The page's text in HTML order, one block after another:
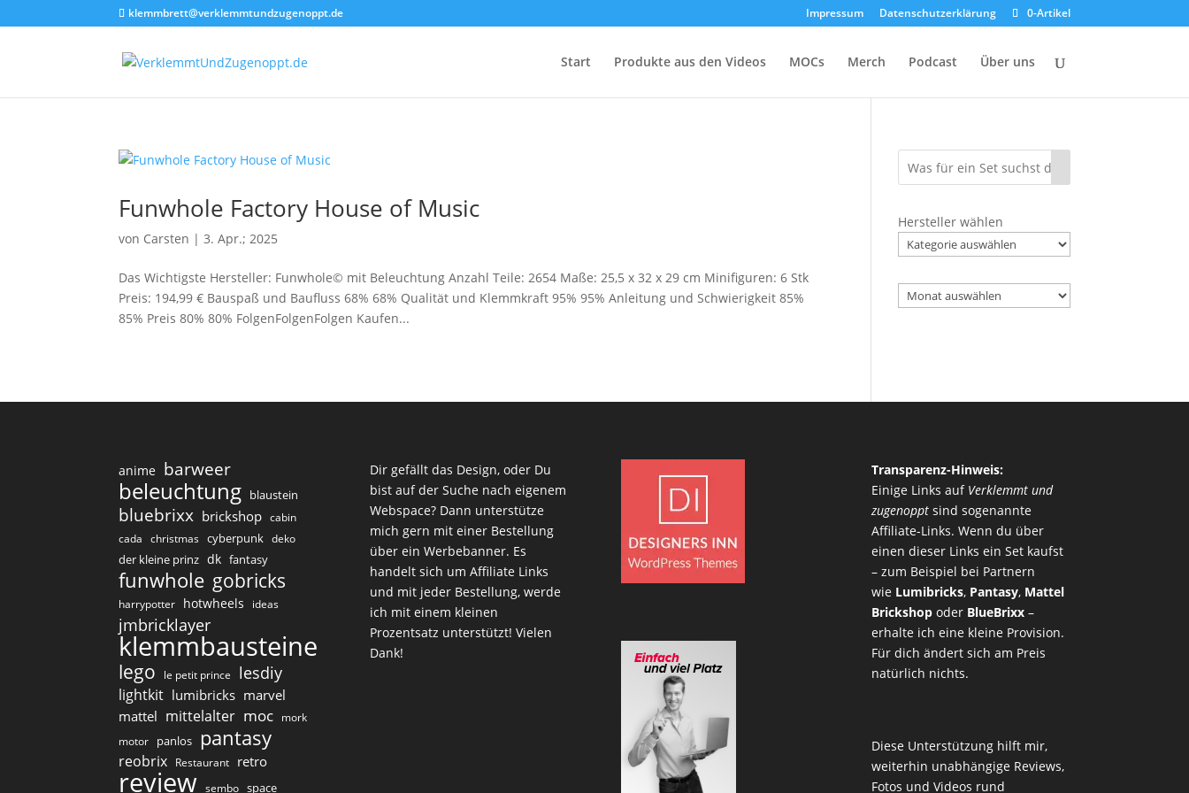
klemmbrett@verklemmtundzugenoppt.de Impressum Datenschutzerklärung 0-Artikel
Start Produkte aus den Videos MOCs Merch Podcast Über uns
Funwhole Factory House of Music
von Carsten |3. Apr.; 2025
Das Wichtigste Hersteller: Funwhole© mit Beleuchtung Anzahl Teile: 2654 Maße: 25,5 x 32 x 29 cm Minifiguren: 6 Stk
Preis: 194,99 € Bauspaß und Baufluss 68% 68% Qualität und Klemmkraft 95% 95% Anleitung und Schwierigkeit 85%
85% Preis 80% 80% FolgenFolgenFolgen Kaufen...
Hersteller wählen
Archiv
anime barweer
beleuchtung blaustein
bluebrixx brickshop cabin
cada
christmas cyberpunk deko
der kleine prinz dk fantasy
funwhole gobricks
harrypotter hotwheels ideas
jmbricklayer
klemmbausteine
lego le petit prince lesdiy
lightkit lumibricks marvel
mattel mittelalter moc mork
motor panlos pantasy
reobrix Restaurant retro
review sembo space
Dir gefällt das Design, oder Du
bist auf der Suche nach eigenem
Webspace? Dann unterstütze
mich gern mit einer Bestellung
über ein Werbebanner. Es
handelt sich um Affiliate Links
und mit jeder Bestellung, werde
ich mit einem kleinen
Prozentsatz unterstützt! Vielen
Dank!
Transparenz-Hinweis:
Einige Links auf Verklemmt und
zugenoppt sind sogenannte
Affiliate-Links. Wenn du über
einen dieser Links ein Set kaufst
– zum Beispiel bei Partnern
wie Lumibricks, Pantasy, Mattel
Brickshop oder BlueBrixx –
erhalte ich eine kleine Provision.
Für dich ändert sich am Preis
natürlich nichts.
Diese Unterstützung hilft mir,
weiterhin unabhängige Reviews,
Fotos und Videos rund